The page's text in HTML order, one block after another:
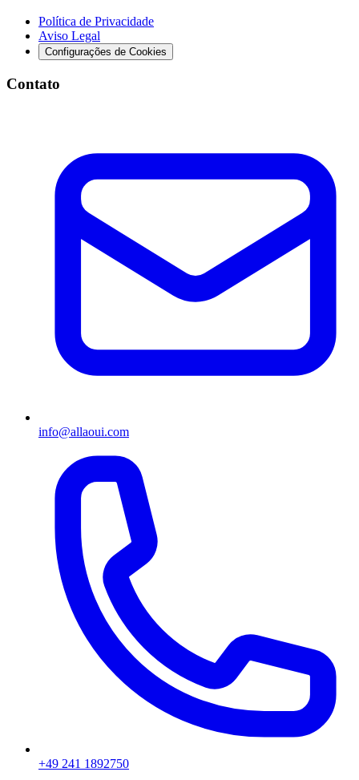
Política de Privacidade
Aviso Legal
Configurações de Cookies
Contato
info@allaoui.com
+49 241 1892750